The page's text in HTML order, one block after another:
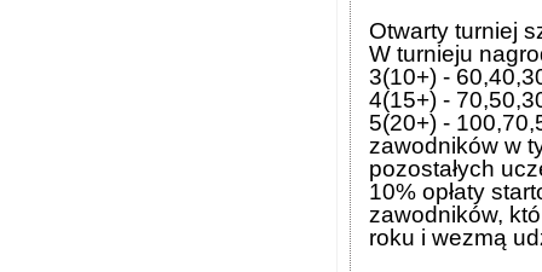
Otwarty turniej
W turnieju
3(10+) -
4(15+) -
5(20+) -
zawodników w
pozostałych
10% opłaty
zawodników,
roku i wezmą